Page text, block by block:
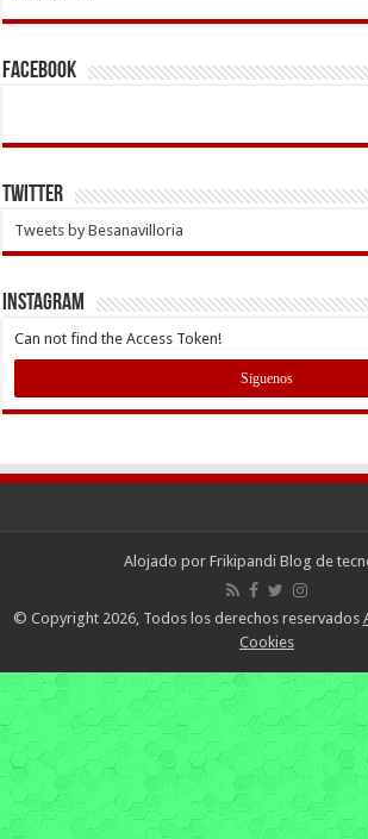
Facebook
Twitter
Tweets by Besanavilloria
INSTAGRAM
Can not find the Access Token!
Siguenos
Alojado por Frikipandi Blog de
© Copyright 2026, Todos los derechos reservados
Cookies